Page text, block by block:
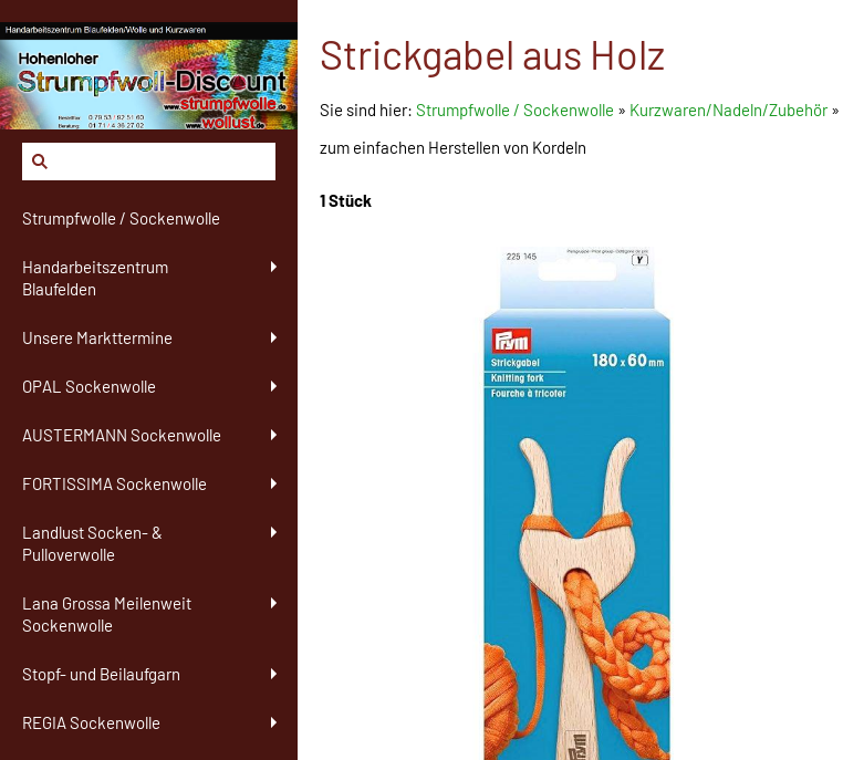
Strumpfwolle / Sockenwolle
Handarbeitszentrum
Blaufelden
Unsere Markttermine
OPAL Sockenwolle
AUSTERMANN Sockenwolle
FORTISSIMA Sockenwolle
Landlust Socken- &
Pulloverwolle
Lana Grossa Meilenweit
Sockenwolle
Stopf- und Beilaufgarn
REGIA Sockenwolle
Strickgabel aus Holz
Sie sind hier: Strumpfwolle / Sockenwolle » Kurzwaren/Nadeln/Zubehör»
zum einfachen Herstellen von Kordeln
1 Stück